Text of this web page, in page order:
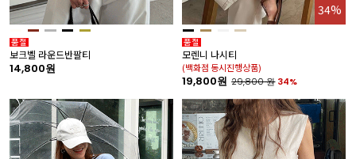
보크벨 라운드반팔티
14,800원
34%
모렌니 나시티
(백화점 동시진행상품)
19,800원 29,800원 34%